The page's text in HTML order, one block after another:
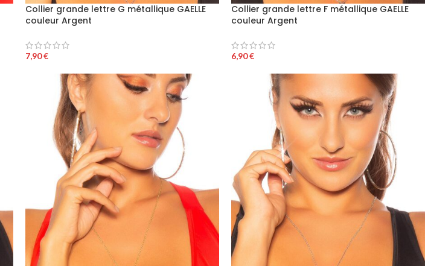
Collier grande lettre G métallique GAELLE
couleur Argent
7,90€
Collier grande lettre F métallique GAELLE
couleur Argent
6,90€